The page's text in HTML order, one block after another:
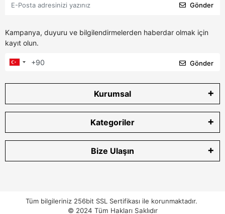
Gönder
Kampanya, duyuru ve bilgilendirmelerden haberdar olmak için
kayıt olun.
Gönder
Kurumsal
Kategoriler
Bize Ulaşın
Tüm bilgileriniz 256bit SSL Sertifikası ile korunmaktadır.
© 2024 Tüm Hakları Saklıdır